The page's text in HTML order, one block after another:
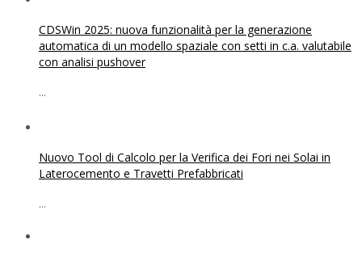
CDSWin 2025: nuova funzionalità per la generazione
automatica di un modello spaziale con setti in c.a. valutabile
con analisi pushover
...
Nuovo Tool di Calcolo per la Verifica dei Fori nei Solai in
Laterocemento e Travetti Prefabbricati
...